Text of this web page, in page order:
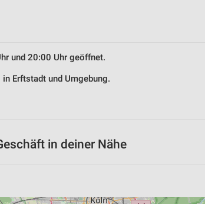
und 20:00 Uhr geöffnet.
Erftstadt und Umgebung.
in deiner Nähe